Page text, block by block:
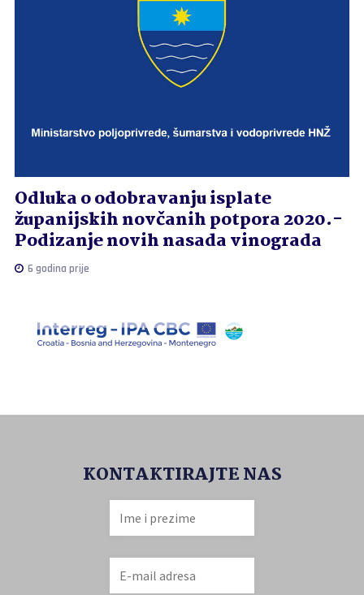
Odluka o odobravanju isplate
županijskih novčanih potpora 2020.-
Podizanje novih nasada vinograda
6 godina prije
KONTAKTIRAJTE NAS